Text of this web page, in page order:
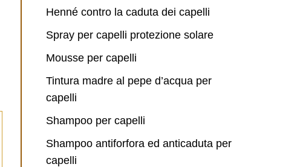
Henné contro la caduta dei capelli
Spray per capelli protezione solare
Mousse per capelli
Tintura madre al pepe d’acqua per
capelli
Shampoo per capelli
Shampoo antiforfora ed anticaduta per
capelli